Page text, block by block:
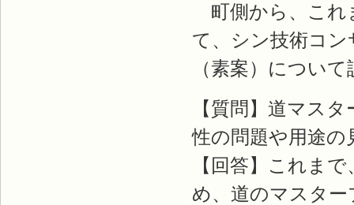
町側から、これ
て、シン技術コ
（素案）につい
【質問】道マス
性の問題や用途
【回答】これま
め、道のマスタ